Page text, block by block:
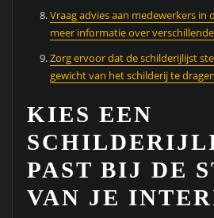
Vraag advies aan medewerkers in
meer informatie over
Zorg ervoor dat de schilderijlijst
gewicht van het schilderij te
KIES EEN
PAST BIJ DE
VAN JE